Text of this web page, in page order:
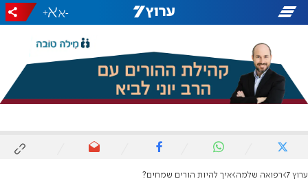
-
+
ערוץ 7 רפואה שלמה איך להיות הורים שמחים?